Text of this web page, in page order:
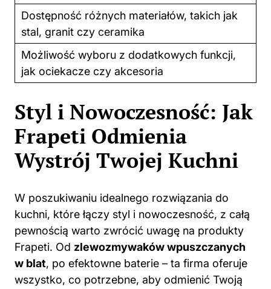
Dostępność różnych materiałów, takich jak
stal, granit czy ceramika
Możliwość wyboru z dodatkowych funkcji,
jak ociekacze czy akcesoria
Styl i Nowoczesność: Jak
Frapeti Odmienia
Wystrój Twojej Kuchni
W poszukiwaniu idealnego rozwiązania do
kuchni, które łączy styl i nowoczesność, z całą
pewnością warto zwrócić uwagę na produkty
Frapeti. Od zlewozmywaków wpuszczanych
w blat, po efektowne baterie – ta firma oferuje
wszystko, co potrzebne, aby odmienić Twoją